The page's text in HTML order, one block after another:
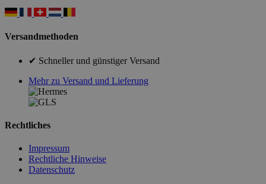
Versandmethoden
✔ Schneller und günstiger Versand
Mehr zu Versand und Lieferung
Rechtliches
Impressum
Rechtliche Hinweise
Datenschutz